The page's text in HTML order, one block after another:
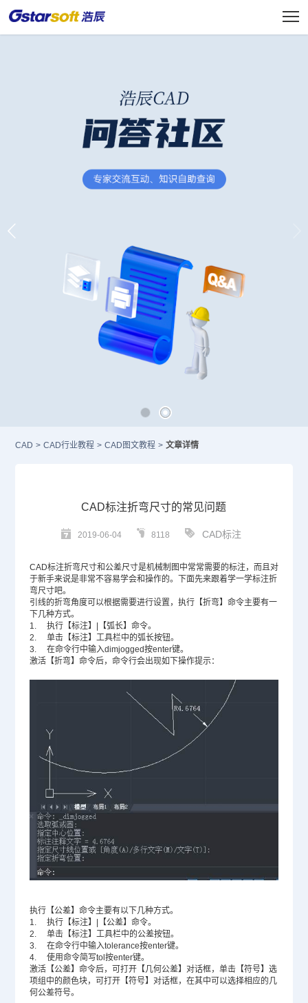
CAD > CAD行业教程 > CAD图文教程 > 文章详情
CAD标注折弯尺寸的常见问题
2019-06-04 8118 CAD标注
CAD标注折弯尺寸和公差尺寸是机械制图 中常常需要的标注，而且对
于新手来说是非常不容易学会和操作的。下面先来跟着学一学标注折
弯尺寸吧。
引线的折弯角度可以根据需要进行设置，执行【折弯】命令主要有一
下几种方式。
1. 执行【标注】|【弧长】命令。
2. 单击【标注】工具栏中的弧长按钮。
3. 在命令行中输入dimjogged按enter键。
激活【折弯】命令后，命令行会出现如下操作提示：
执行【公差】命令主要有以下几种方式。
1. 执行【标注】|【公差】命令。
2. 单击【标注】工具栏中的公差按钮。
3. 在命令行中输入tolerance按enter键。
4. 使用命令简写tol按enter键。
激活【公差】命令后，可打开【几何公差】对话框，单击【符号】选
项组中的颜色块，可打开【符号】对话框，在其中可以选择相应的几
何公差符号。